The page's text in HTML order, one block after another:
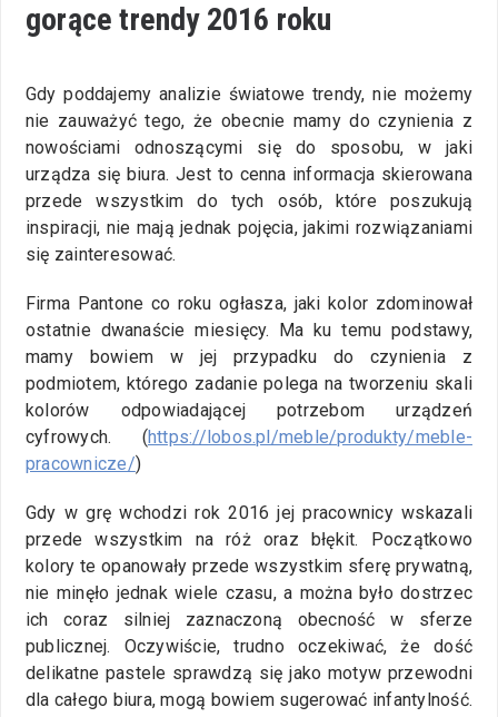
gorące trendy 2016 roku
Gdy poddajemy analizie światowe trendy, nie możemy
nie zauważyć tego, że obecnie mamy do czynienia z
nowościami odnoszącymi się do sposobu, w jaki
urządza się biura. Jest to cenna informacja skierowana
przede wszystkim do tych osób, które poszukują
inspiracji, nie mają jednak pojęcia, jakimi rozwiązaniami
się zainteresować.
Firma Pantone co roku ogłasza, jaki kolor zdominował
ostatnie dwanaście miesięcy. Ma ku temu podstawy,
mamy bowiem w jej przypadku do czynienia z
podmiotem, którego zadanie polega na tworzeniu skali
kolorów odpowiadającej potrzebom urządzeń
cyfrowych.
(https://lobos.pl/meble/produkty/meble-
pracownicze/)
Gdy w grę wchodzi rok 2016 jej pracownicy wskazali
przede wszystkim na róż oraz błękit. Początkowo
kolory te opanowały przede wszystkim sferę prywatną,
nie minęło jednak wiele czasu, a można było dostrzec
ich coraz silniej zaznaczoną obecność w sferze
publicznej. Oczywiście, trudno oczekiwać, że dość
delikatne pastele sprawdzą się jako motyw przewodni
dla całego biura, mogą bowiem sugerować infantylność.